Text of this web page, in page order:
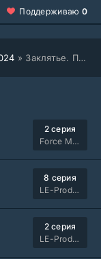
Поддерживаю 0
» Заклятье. Последняя битва (2024)
2 серия
Force Media
8 серия
LE-Production
2 серия
LE-Production